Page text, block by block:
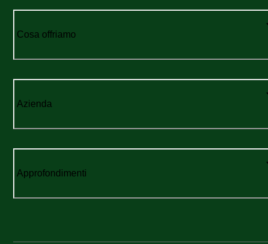
Cosa offriamo
Azienda
Approfondimenti